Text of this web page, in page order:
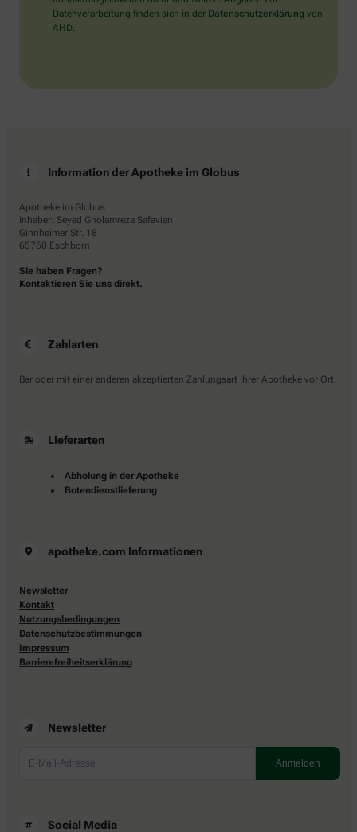
Datenverarbeitung finden sich in der Datenschutzerklärung von
AHD.
Information der Apotheke im Globus
Apotheke im Globus
Inhaber: Seyed Gholamreza Safavian
Ginnheimer Str. 18
65760 Eschborn
Sie haben Fragen?
Kontaktieren Sie uns direkt.
Zahlarten
Bar oder mit einer anderen akzeptierten Zahlungsart Ihrer Apotheke vor Ort.
Lieferarten
Abholung in der Apotheke
Botendienstlieferung
apotheke.com Informationen
Newsletter
Kontakt
Nutzungsbedingungen
Datenschutzbestimmungen
Impressum
Barrierefreiheitserklärung
Newsletter
Social Media